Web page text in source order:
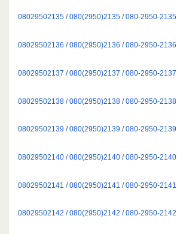
08029502135 / 080(2950)2135 / 080-2950-2135
08029502136 / 080(2950)2136 / 080-2950-2136
08029502137 / 080(2950)2137 / 080-2950-2137
08029502138 / 080(2950)2138 / 080-2950-2138
08029502139 / 080(2950)2139 / 080-2950-2139
08029502140 / 080(2950)2140 / 080-2950-2140
08029502141 / 080(2950)2141 / 080-2950-2141
08029502142 / 080(2950)2142 / 080-2950-2142